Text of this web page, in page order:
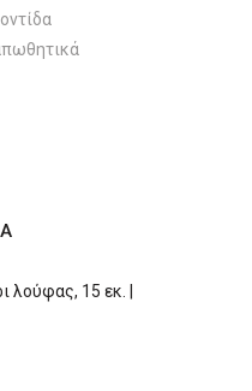
λούφας, 15 εκ. |